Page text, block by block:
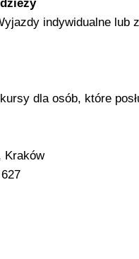
indywidualne lub
dla osób, które
Kraków